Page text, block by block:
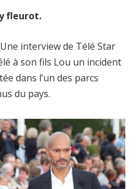
fleurot.
Une interview de Télé Star
à son fils Lou un incident
dans l’un des parcs
du pays.